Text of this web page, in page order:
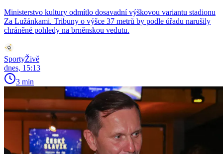
Ministerstvo kultury odmítlo dosavadní výškovou variantu stadionu
Za Lužánkami. Tribuny o výšce 37 metrů by podle úřadu narušily
chráněné pohledy na brněnskou vedutu.
SportyŽivě
dnes, 15:13
3 min